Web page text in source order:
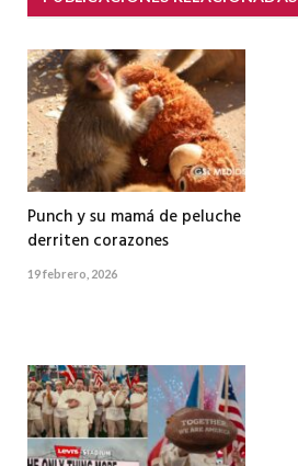
Punch y su mamá de peluche
derriten corazones
19 febrero, 2026